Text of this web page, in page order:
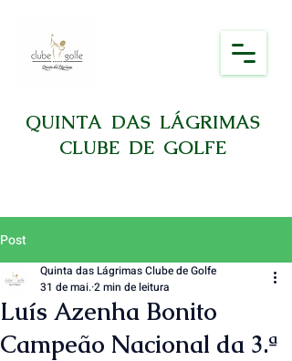
QUINTA DAS LÁGRIMAS
CLUBE DE GOLFE
Post
Luís Azenha Bonito
Campeão Nacional da 3.ª
Quinta das Lágrimas Clube de Golfe
31 de mai.2 min de leitura